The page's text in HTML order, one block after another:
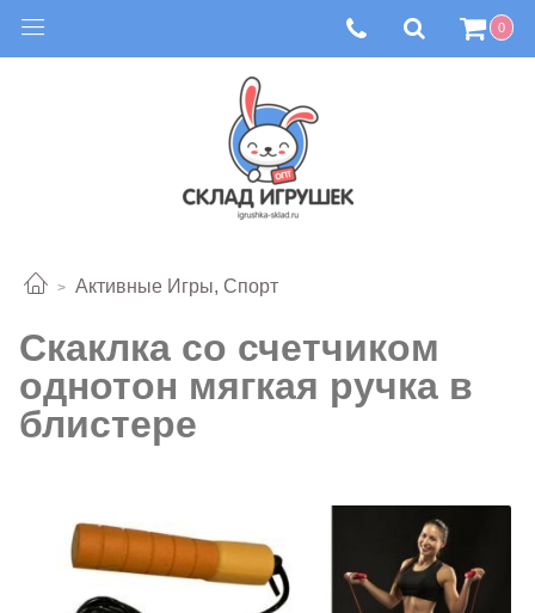
0
Активные Игры, Спорт
Скаклка со счетчиком
однотон мягкая ручка в
блистере